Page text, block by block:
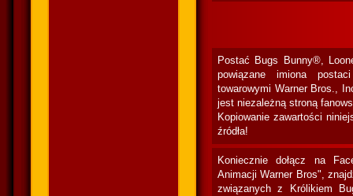
Postać Bugs Bunny®,
powiązane imiona
towarowymi Warner Bros.,
jest niezależną stroną
Kopiowanie zawartości
źródła!
Koniecznie dołącz na
Animacji Warner Bros",
związanych z Królikiem